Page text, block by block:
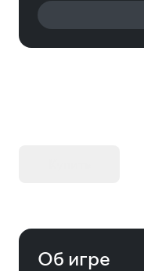
Об игре